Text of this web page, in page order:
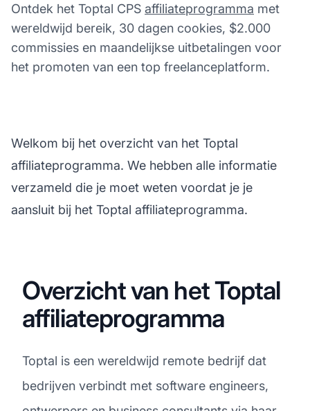
Ontdek het Toptal CPS affiliateprogramma met
wereldwijd bereik, 30 dagen cookies, $2.000
commissies en maandelijkse uitbetalingen voor
het promoten van een top freelanceplatform.
Welkom bij het overzicht van het Toptal
affiliateprogramma. We hebben alle informatie
verzameld die je moet weten voordat je je
aansluit bij het Toptal affiliateprogramma.
Overzicht van het Toptal
affiliateprogramma
Toptal is een wereldwijd remote bedrijf dat
bedrijven verbindt met software engineers,